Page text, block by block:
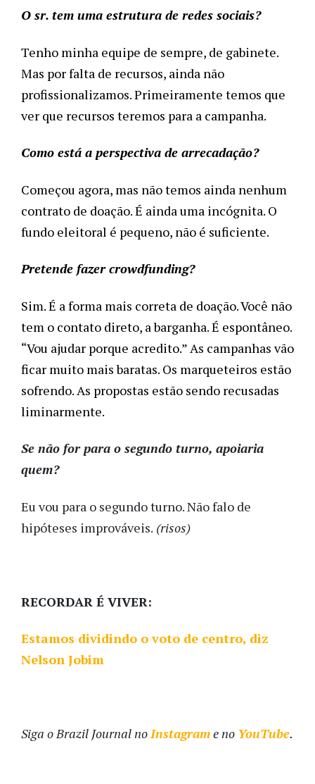
O sr. tem uma estrutura de redes sociais?
Tenho minha equipe de sempre, de gabinete.
Mas por falta de recursos, ainda não
profissionalizamos. Primeiramente temos que
ver que recursos teremos para a campanha.
Como está a perspectiva de arrecadação?
Começou agora, mas não temos ainda nenhum
contrato de doação. É ainda uma incógnita. O
fundo eleitoral é pequeno, não é suficiente.
Pretende fazer crowdfunding?
Sim. É a forma mais correta de doação. Você não
tem o contato direto, a barganha. É espontâneo.
“Vou ajudar porque acredito.” As campanhas vão
ficar muito mais baratas. Os marqueteiros estão
sofrendo. As propostas estão sendo recusadas
liminarmente.
Se não for para o segundo turno, apoiaria
quem?
Eu vou para o segundo turno. Não falo de
hipóteses improváveis. (risos)
RECORDAR É VIVER:
Estamos dividindo o voto de centro, diz
Nelson Jobim
Siga o Brazil Journal noInstagrame no YouTube.